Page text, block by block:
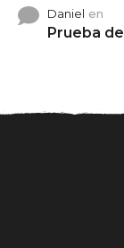
Daniel en
Prueba